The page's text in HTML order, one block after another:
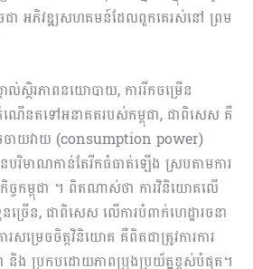
ជា អភិវឌ្ឍ​សហគមន៍ដែលពួកគេរស់នៅ ព្រម
ល់​ស្ថិរភាពនយោបាយ, ការ​រីកចម្រើន​
ណើនតទៅអនាគតរបស់កម្ពុជា​, ជាពិសេស​​ គឺ
ចាយវាយ​ (consumption power)
បរិមាណ​កាន់តែរីកធំធាត់ឡើង​ ស្របតាម​ការ
ច្ចកម្ពុជា ។ ពិតណាស់ថា ការវិនិយោគលើ
រើន, ជាពិសេស​ លើ​ការបំពាក់ហេដ្ឋារចនា
រសម្រេចចិត្តវិនិយោគ គឺពិតជាត្រូវការការ
និង ប្រកបដោយ​​ភាពប្រុងប្រយ័ត្នខ្ពស់បំផុត។